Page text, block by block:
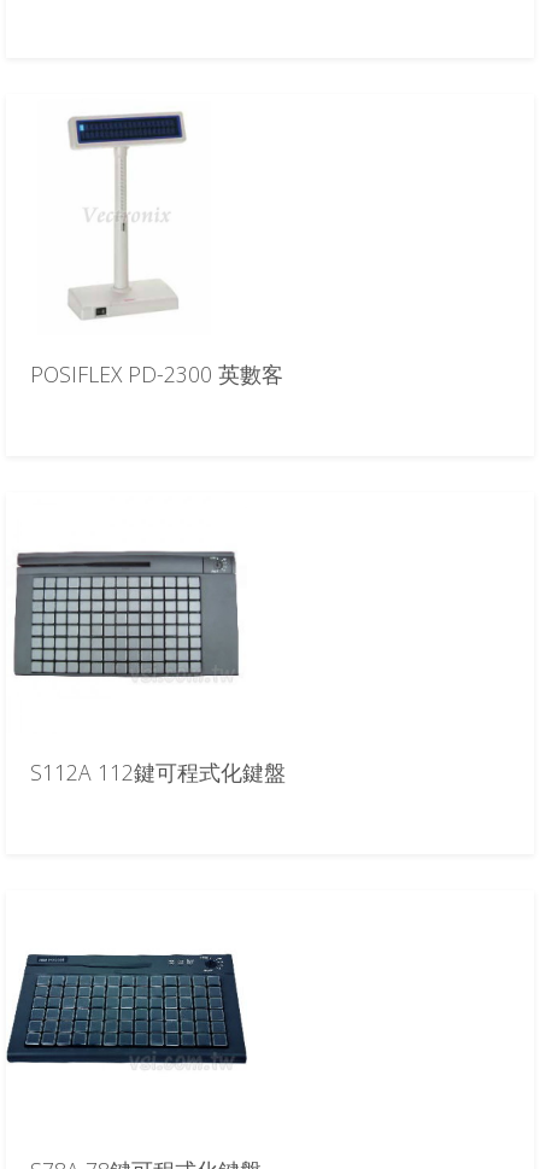
POSIFLEX PD-2300 英數客
S112A 112鍵可程式化鍵盤